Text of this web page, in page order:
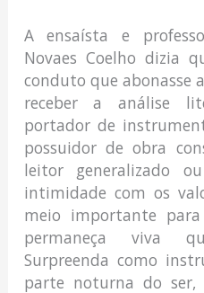
A ensaísta e
Novaes Coelho dizia
conduto que abonasse
receber a análise
portador de
possuidor de obra
leitor generalizado
intimidade com os
meio importante
permaneça viva
Surpreenda como
parte noturna do ser,